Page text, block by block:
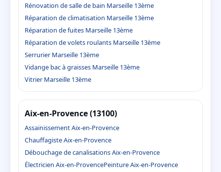
Rénovation de salle de bain Marseille 13ème
Réparation de climatisation Marseille 13ème
Réparation de fuites Marseille 13ème
Réparation de volets roulants Marseille 13ème
Serrurier Marseille 13ème
Vidange bac à graisses Marseille 13ème
Vitrier Marseille 13ème
Aix-en-Provence (13100)
Assainissement Aix-en-Provence
Chauffagiste Aix-en-Provence
Débouchage de canalisations Aix-en-Provence
Électricien Aix-en-ProvencePeinture Aix-en-Provence